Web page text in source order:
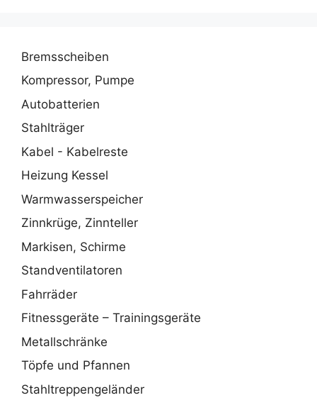
Bremsscheiben
Kompressor, Pumpe
Autobatterien
Stahlträger
Kabel - Kabelreste
Heizung Kessel
Warmwasserspeicher
Zinnkrüge, Zinnteller
Markisen, Schirme
Standventilatoren
Fahrräder
Fitnessgeräte – Trainingsgeräte
Metallschränke
Töpfe und Pfannen
Stahltreppengeländer